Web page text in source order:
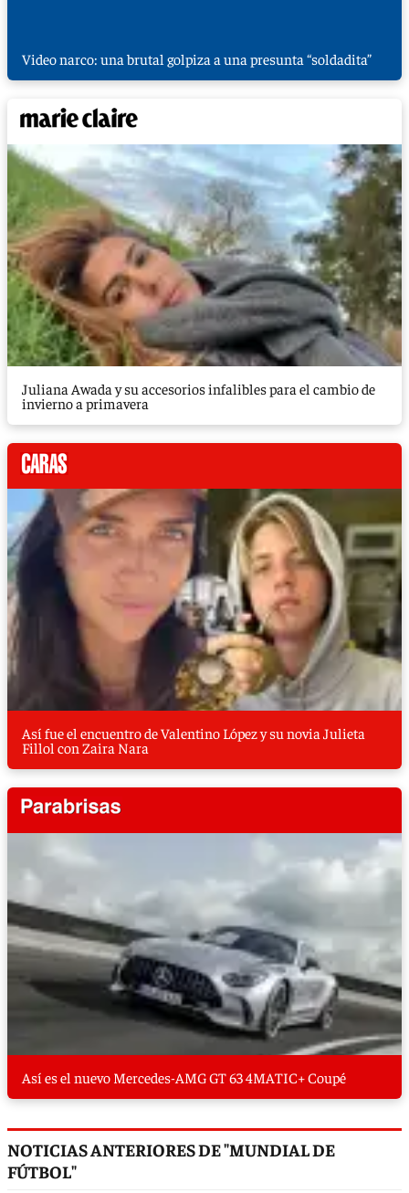
Video narco: una brutal golpiza a una presunta “soldadita”
Juliana Awada y su accesorios infalibles para el cambio de
invierno a primavera
Así fue el encuentro de Valentino López y su novia Julieta
Fillol con Zaira Nara
Así es el nuevo Mercedes-AMG GT 63 4MATIC+ Coupé
NOTICIAS ANTERIORES DE "MUNDIAL DE
FÚTBOL"